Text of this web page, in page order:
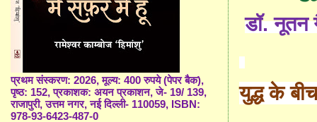
डॉ. नूतन
युद्ध के
प्रथम संस्करण: 2026, मूल्य: 400 रुपये (पेपर बैक),
पृष्ठ: 152, प्रकाशक: अयन प्रकाशन, जे- 19/ 139,
राजापुरी, उत्तम नगर, नई दिल्ली- 110059, ISBN:
978-93-6423-487-0